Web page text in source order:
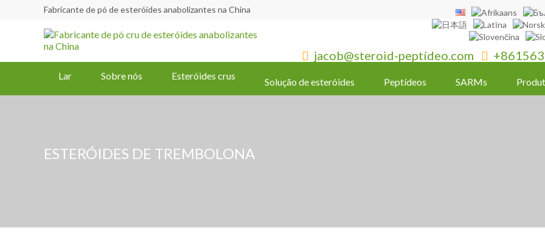
Fabricante de pó de esteróides anabolizantes na China
 jacob@steroid-peptídeo.com 
Lar Sobre nós Esteróides crus
Solução de esteróides Peptídeos SARMs
ESTERÓIDES DE TREMBOLONA